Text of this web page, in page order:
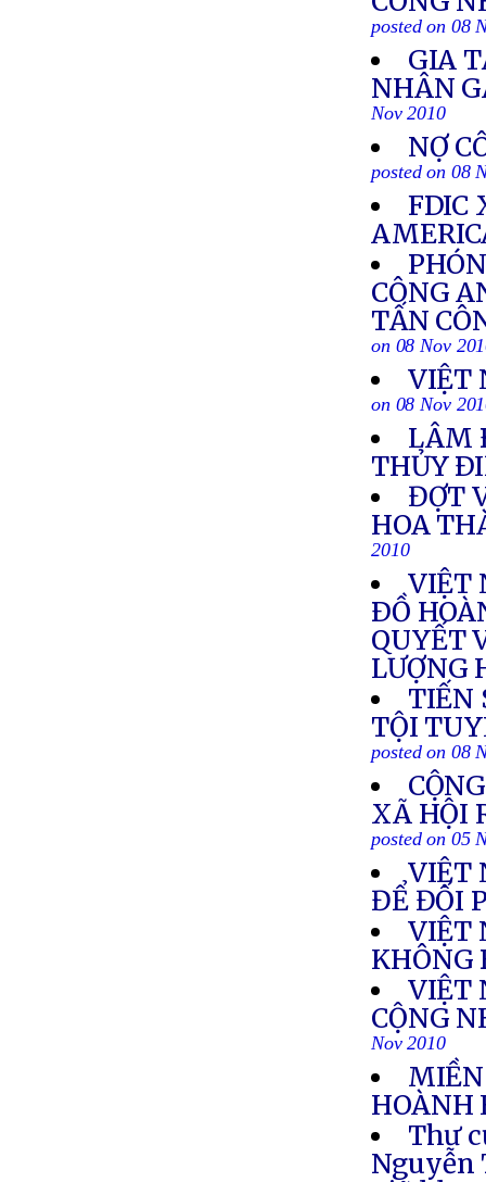
posted on 08
GIA
NHÂN
Nov 2010
NỢ
posted on 08
FDIC
CÔNG
TẤN
on 08 Nov
VIỆT
on 08 Nov
LÂM
THỦY
ĐỢT
HOA
2010
VIỆT
ÐỒ
QUYẾT
LƯỢNG
TIẾN
TỘI
posted on 08
XÃ HỘI
posted on 05
VIỆT
ĐỂ ĐỐI
VIỆT
KHÔNG
VIỆT
CỘNG
Nov 2010
HOÀNH
Thư
Nguyễn